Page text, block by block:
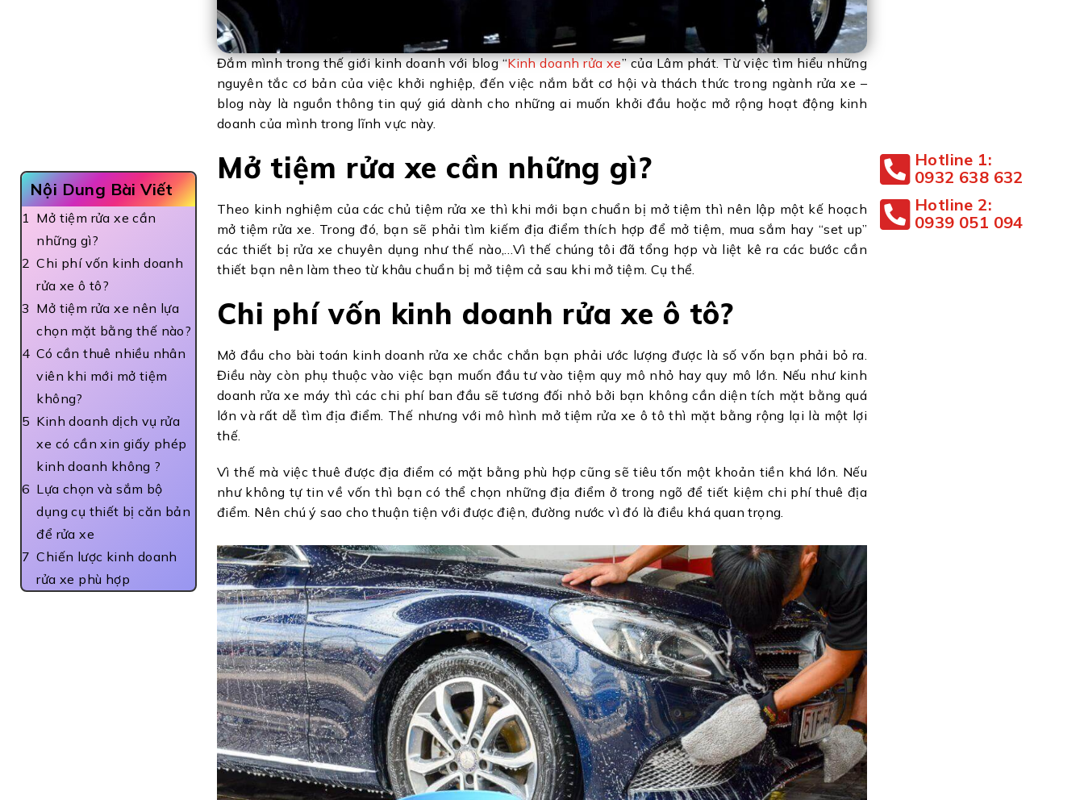
Nội Dung Bài Viết
Mở tiệm rửa xe cần
những gì?
Chi phí vốn kinh doanh
rửa xe ô tô?
Mở tiệm rửa xe nên lựa
chọn mặt bằng thế nào?
Có cần thuê nhiều nhân
viên khi mới mở tiệm
không?
Kinh doanh dịch vụ rửa
xe có cần xin giấy phép
kinh doanh không ?
Lựa chọn và sắm bộ
dụng cụ thiết bị căn bản
để rửa xe
Chiến lược kinh doanh
rửa xe phù hợp
Đắm mình trong thế giới kinh doanh với blog “Kinh doanh rửa xe” của Lâm phát. Từ việc tìm hiểu những
nguyên tắc cơ bản của việc khởi nghiệp, đến việc nắm bắt cơ hội và thách thức trong ngành rửa xe –
blog này là nguồn thông tin quý giá dành cho những ai muốn khởi đầu hoặc mở rộng hoạt động kinh
doanh của mình trong lĩnh vực này.
Mở tiệm rửa xe cần những gì?
Theo kinh nghiệm của các chủ tiệm rửa xe thì khi mới bạn chuẩn bị mở tiệm thì nên lập một kế hoạch
mở tiệm rửa xe. Trong đó, bạn sẽ phải tìm kiếm địa điểm thích hợp để mở tiệm, mua sắm hay “set up”
các thiết bị rửa xe chuyên dụng như thế nào,…Vì thế chúng tôi đã tổng hợp và liệt kê ra các bước cần
thiết bạn nên làm theo từ khâu chuẩn bị mở tiệm cả sau khi mở tiệm. Cụ thể.
Chi phí vốn kinh doanh rửa xe ô tô?
Mở đầu cho bài toán kinh doanh rửa xe chắc chắn bạn phải ước lượng được là số vốn bạn phải bỏ ra.
Điều này còn phụ thuộc vào việc bạn muốn đầu tư vào tiệm quy mô nhỏ hay quy mô lớn. Nếu như kinh
doanh rửa xe máy thì các chi phí ban đầu sẽ tương đối nhỏ bởi bạn không cần diện tích mặt bằng quá
lớn và rất dễ tìm địa điểm. Thế nhưng với mô hình mở tiệm rửa xe ô tô thì mặt bằng rộng lại là một lợi
thế.
Vì thế mà việc thuê được địa điểm có mặt bằng phù hợp cũng sẽ tiêu tốn một khoản tiền khá lớn. Nếu
như không tự tin về vốn thì bạn có thể chọn những địa điểm ở trong ngõ để tiết kiệm chi phí thuê địa
điểm. Nên chú ý sao cho thuận tiện với được điện, đường nước vì đó là điều khá quan trọng.
Hotline 1:
0932 638 632
Hotline 2:
0939 051 094